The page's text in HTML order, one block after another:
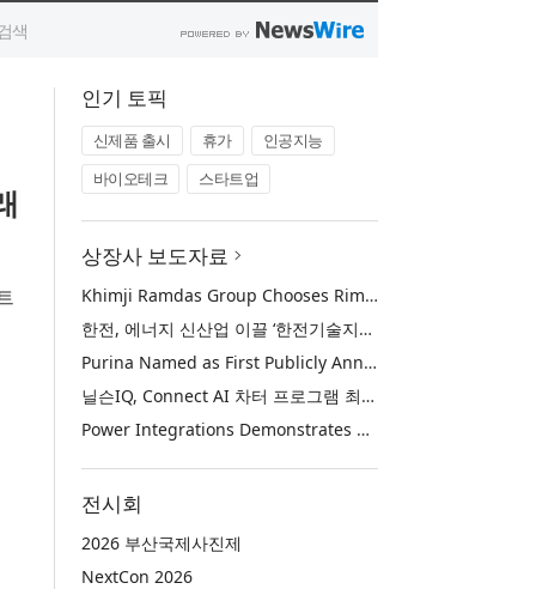
인기 토픽
신제품 출시 휴가
인공지능
바이오테크
스타트업
상장사 보도자료
Khimji Ramdas Group Chooses Rimini Street to Reduce SAP Support Costs, Protect 700+ Customizations and Reinvest Savings in Innovation
한전, 에너지 신산업 이끌 ‘한전기술지주’ 공식 출범
Purina Named as First Publicly Announced NIQ ConnectAI Charter Client
닐슨IQ, Connect AI 차터 프로그램 최초 고객사 ‘퓨리나’ 선정
Power Integrations Demonstrates World’s First 2200 V GaN Technology for Next-Era High-Voltage Power Systems
전시회
2026 부산국제사진제
NextCon 2026